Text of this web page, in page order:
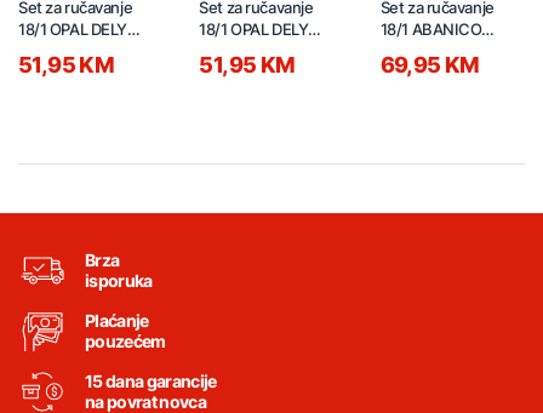
COLLECTION
Set za ručavanje
18/1 OPAL DELY
51,95 KM
COLLECTION
Set za ručavanje
18/1 OPAL DELY
51,95 KM
COLLECTION
Set za ručavanje
18/1 ABANICO
69,95 KM
Brza
isporuka
Plaćanje
pouzećem
15 dana garancije
na povrat novca